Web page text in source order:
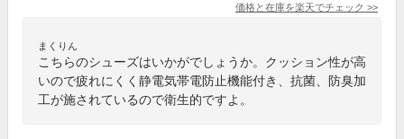
価格と在庫を楽天でチェック >>
まくりん
こちらのシューズはいかがでしょうか。クッション性が高
いので疲れにくく静電気帯電防止機能付き、抗菌、防臭加
工が施されているので衛生的ですよ。